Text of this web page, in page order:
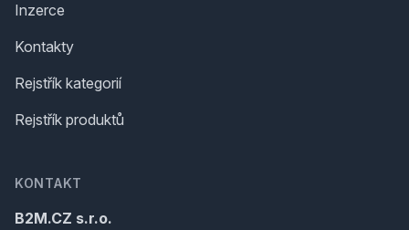
Inzerce
Kontakty
Rejstřík kategorií
Rejstřík produktů
KONTAKT
B2M.CZ s.r.o.